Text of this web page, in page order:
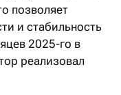
позволяет
и стабильность
2025-го в
реализовал